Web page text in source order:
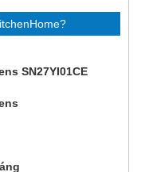
SN27YI01CE